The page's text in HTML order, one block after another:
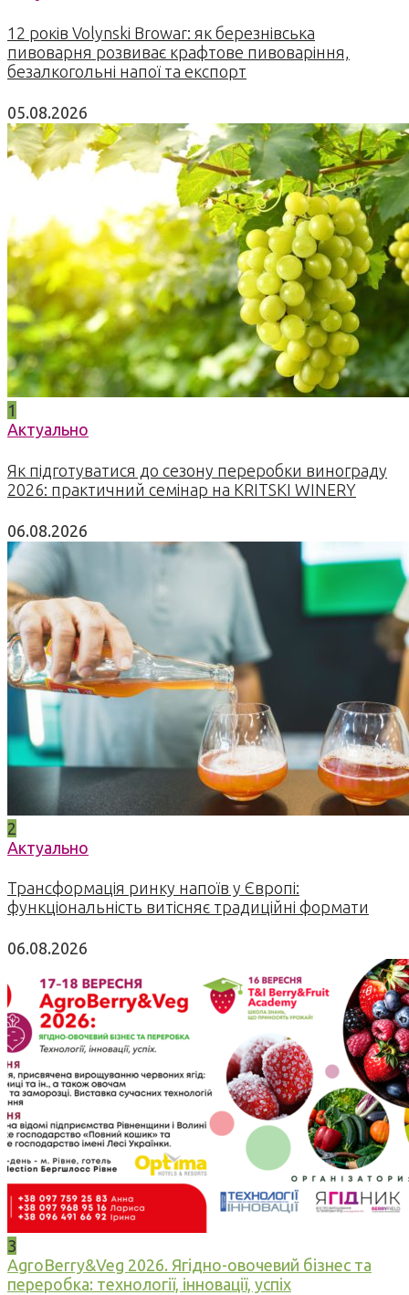
12 років Volynski Browar: як березнівська
пивоварня розвиває крафтове пивоваріння,
безалкогольні напої та експорт
05.08.2026
1
Актуально
Як підготуватися до сезону переробки винограду
2026: практичний семінар на KRITSKI WINERY
06.08.2026
2
Актуально
Трансформація ринку напоїв у Європі:
функціональність витісняє традиційні формати
06.08.2026
3
AgroBerry&Veg 2026. Ягідно-овочевий бізнес та
переробка: технології, інновації, успіх